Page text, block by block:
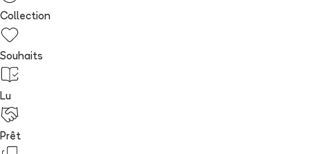
Collection
Souhaits
Lu
Prêt